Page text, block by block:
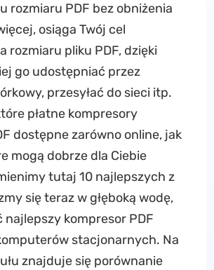
rozmiaru PDF bez obniżenia
osiąga Twój cel
rozmiaru pliku PDF, dzięki
go udostępniać przez
przesyłać do sieci itp.
płatne kompresory
dostępne zarówno online, jak
mogą dobrze dla Ciebie
tutaj 10 najlepszych z
się teraz w głęboką wodę,
najlepszy kompresor PDF
stacjonarnych. Na
znajduje się porównanie